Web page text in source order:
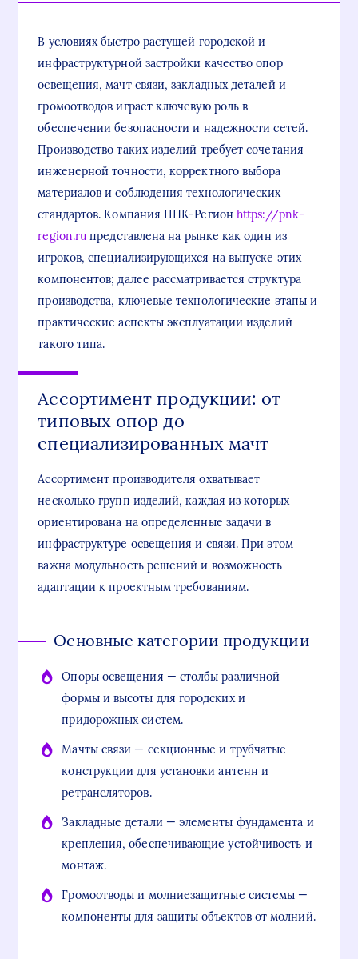
В условиях быстро растущей городской и
инфраструктурной застройки качество опор
освещения, мачт связи, закладных деталей и
громоотводов играет ключевую роль в
обеспечении безопасности и надежности сетей.
Производство таких изделий требует сочетания
инженерной точности, корректного выбора
материалов и соблюдения технологических
стандартов. Компания ПНК-Регион https://pnk-
region.ru представлена на рынке как один из
игроков, специализирующихся на выпуске этих
компонентов; далее рассматривается структура
производства, ключевые технологические этапы и
практические аспекты эксплуатации изделий
такого типа.
Ассортимент продукции: от
типовых опор до
специализированных мачт
Ассортимент производителя охватывает
несколько групп изделий, каждая из которых
ориентирована на определенные задачи в
инфраструктуре освещения и связи. При этом
важна модульность решений и возможность
адаптации к проектным требованиям.
Основные категории продукции
Опоры освещения — столбы различной
формы и высоты для городских и
придорожных систем.
Мачты связи — секционные и трубчатые
конструкции для установки антенн и
ретрансляторов.
Закладные детали — элементы фундамента и
крепления, обеспечивающие устойчивость и
монтаж.
Громоотводы и молниезащитные системы —
компоненты для защиты объектов от молний.